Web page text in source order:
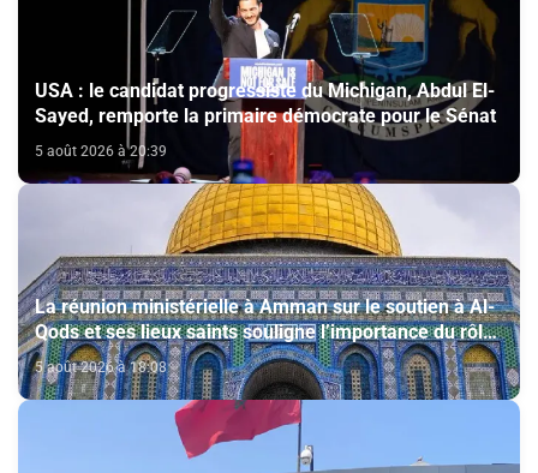
USA : le candidat progressiste du Michigan, Abdul El-
Sayed, remporte la primaire démocrate pour le Sénat
5 août 2026 à 20:39
La réunion ministérielle à Amman sur le soutien à Al-
Qods et ses lieux saints souligne l’importance du rôle
du Comité Al Qods présidé par SM le Roi
5 août 2026 à 18:08